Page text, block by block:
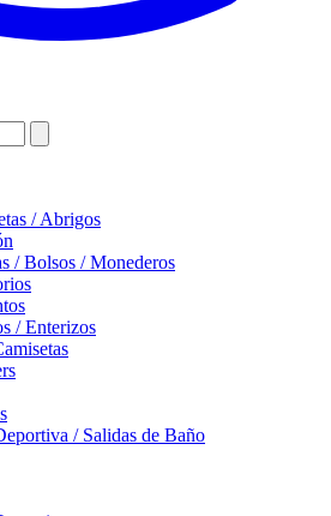
/ Abrigos
/ Bolsos / Monederos
/ Enterizos
/ Salidas de Baño